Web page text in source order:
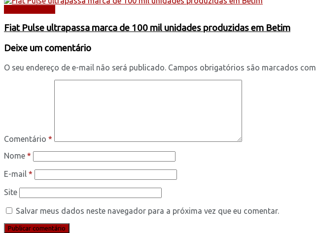
Fiat Pulse ultrapassa marca de 100 mil unidades produzidas em Betim
Deixe um comentário
O seu endereço de e-mail não será publicado. Campos obrigatórios são marcados com
Comentário *
Nome *
E-mail *
Site
Salvar meus dados neste navegador para a próxima vez que eu comentar.